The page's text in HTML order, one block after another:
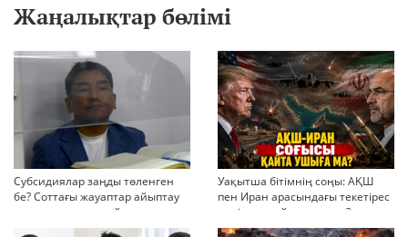
Жаңалықтар бөлімі
Субсидиялар заңды төленген
бе? Соттағы жауаптар айыптау
тұжырымдарын қайта қарауға
негіз бола ала ма?
Уақытша бітімнің соңы: АҚШ
пен Иран арасындағы текетірес
неліктен қайта ушықты?